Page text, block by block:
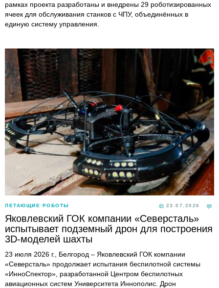
рамках проекта разработаны и внедрены 29 роботизированных
ячеек для обслуживания станков с ЧПУ, объединённых в
единую систему управления.
ЛЕТАЮЩИЕ РОБОТЫ 23.07.2026
Яковлевский ГОК компании «Северсталь»
испытывает подземный дрон для построения
3D-моделей шахты
23 июля 2026 г., Белгород – Яковлевский ГОК компании
«Северсталь» продолжает испытания беспилотной системы
«ИнноСпектор», разработанной Центром беспилотных
авиационных систем Университета Иннополис. Дрон